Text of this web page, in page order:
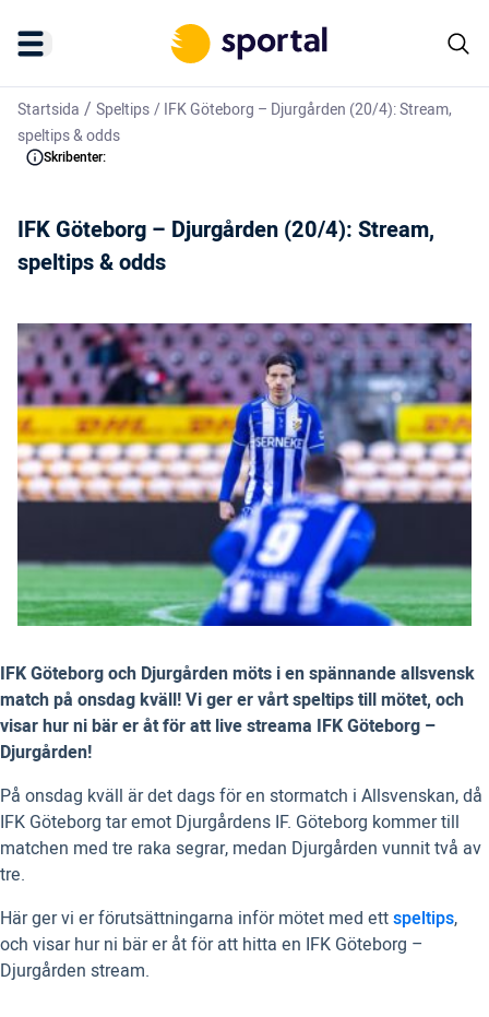
Startsida / Speltips/IFK Göteborg – Djurgården (20/4): Stream,
speltips & odds
Skribenter:
IFK Göteborg – Djurgården (20/4): Stream,
speltips & odds
IFK Göteborg och Djurgården möts i en spännande allsvensk
match på onsdag kväll! Vi ger er vårt speltips till mötet, och
visar hur ni bär er åt för att live streama IFK Göteborg –
Djurgården!
På onsdag kväll är det dags för en stormatch i Allsvenskan, då
IFK Göteborg tar emot Djurgårdens IF. Göteborg kommer till
matchen med tre raka segrar, medan Djurgården vunnit två av
tre.
Här ger vi er förutsättningarna inför mötet med ettspeltips,
och visar hur ni bär er åt för att hitta en IFK Göteborg –
Djurgården stream.